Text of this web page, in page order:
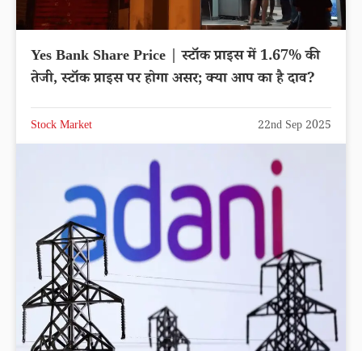
Yes Bank Share Price | स्टॉक प्राइस में 1.67% की
तेजी, स्टॉक प्राइस पर होगा असर; क्या आप का है दाव?
Stock Market 22nd Sep 2025